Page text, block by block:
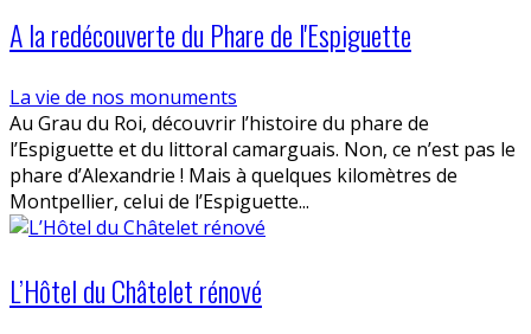
A la redécouverte du Phare de l'Espiguette
La vie de nos monuments
Au Grau du Roi, découvrir l’histoire du phare de
l’Espiguette et du littoral camarguais. Non, ce n’est pas le
phare d’Alexandrie ! Mais à quelques kilomètres de
Montpellier, celui de l’Espiguette...
L’Hôtel du Châtelet rénové